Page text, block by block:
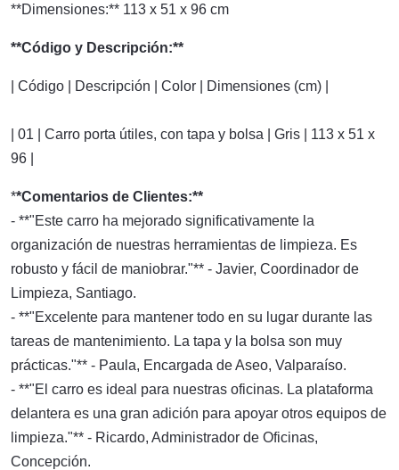
**Dimensiones:** 113 x 51 x 96 cm
**Código y Descripción:**
| Código | Descripción | Color | Dimensiones (cm) |
| 01 | Carro porta útiles, con tapa y bolsa | Gris | 113 x 51 x
96 |
**Comentarios de Clientes:**
- **"Este carro ha mejorado significativamente la
organización de nuestras herramientas de limpieza. Es
robusto y fácil de maniobrar."** - Javier, Coordinador de
Limpieza, Santiago.
- **"Excelente para mantener todo en su lugar durante las
tareas de mantenimiento. La tapa y la bolsa son muy
prácticas."** - Paula, Encargada de Aseo, Valparaíso.
- **"El carro es ideal para nuestras oficinas. La plataforma
delantera es una gran adición para apoyar otros equipos de
limpieza."** - Ricardo, Administrador de Oficinas,
Concepción.